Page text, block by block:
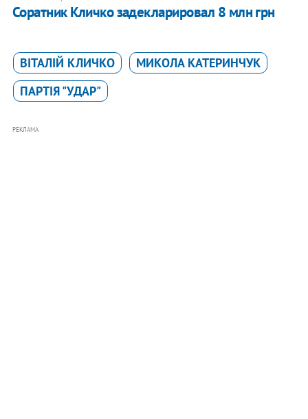
Соратник Кличко задекларировал 8 млн грн
ВІТАЛІЙ КЛИЧКО
МИКОЛА КАТЕРИНЧУК
ПАРТІЯ "УДАР"
РЕКЛАМА